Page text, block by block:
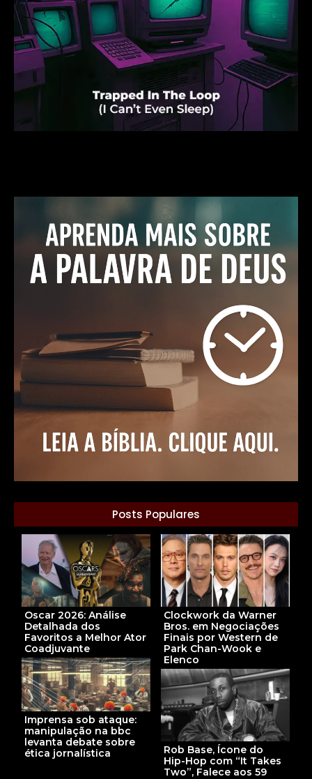
Posts Populares
Oscar 2026: Análise
Detalhada dos
Favoritos a Melhor Ator
Coadjuvante
Clockwork da Warner
Bros. em Negociações
Finais por Western de
Park Chan-Wook e
Elenco
Imprensa sob ataque:
manipulação na bbc
levanta debate sobre
ética jornalística
Rob Base, Ícone do
Hip-Hop com “It Takes
Two”, Falece aos 59